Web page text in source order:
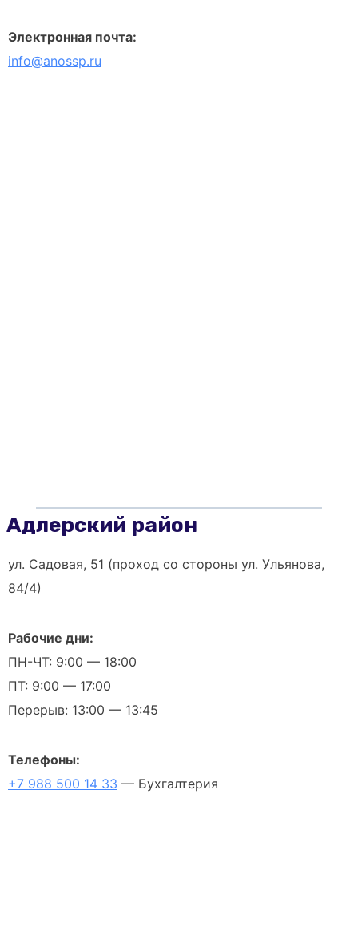
Электронная почта:
info@anossp.ru
Адлерский район
ул. Садовая, 51 (проход со стороны ул. Ульянова,
84/4)
Рабочие дни:
ПН-ЧТ: 9:00 — 18:00
ПТ: 9:00 — 17:00
Перерыв: 13:00 — 13:45
Телефоны:
+7 988 500 14 33 — Бухгалтерия